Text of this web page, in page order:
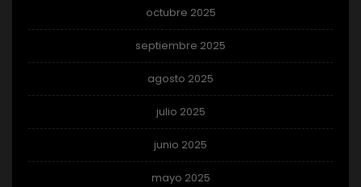
octubre 2025
septiembre 2025
agosto 2025
julio 2025
junio 2025
mayo 2025